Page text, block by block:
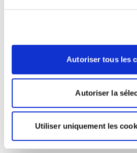
Autoriser tous les
Autoriser la
Utiliser uniquement les